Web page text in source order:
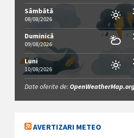
Sâmbătă
08/08/2026
Duminică
09/08/2026
Luni
10/08/2026
Date oferite de:
AVERTIZARI METEO